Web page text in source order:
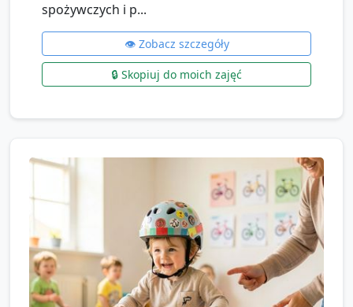
spożywczych i p...
👁️ Zobacz szczegóły
🔒 Skopiuj do moich zajęć